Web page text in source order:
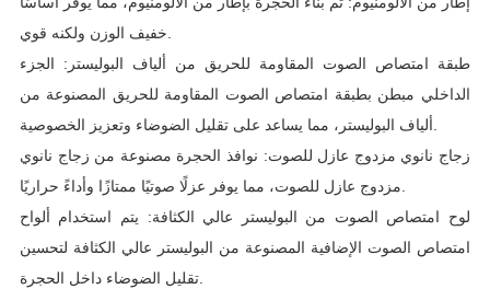
خفيف الوزن ولكنه قوي
طبقة امتصاص الصوت المقاومة للحريق من ألياف البوليستر : الجزء
الداخلي مبطن بطبقة امتصاص الصوت المقاومة للحريق المصنوعة من
ألياف البوليستر، مما يساعد على تقليل الضوضاء وتعزيز الخصوصية
زجاج نانوي مزدوج عازل للصوت: نوافذ الحجرة مصنوعة من زجاج نانوي
مزدوج عازل للصوت، مما يوفر عزلًا صوتيًا ممتازًا وأداءً حراريًا
لوح امتصاص الصوت من البوليستر عالي الكثافة: يتم استخدام ألواح
امتصاص الصوت الإضافية المصنوعة من البوليستر عالي الكثافة لتحسين
تقليل الضوضاء داخل الحجرة.